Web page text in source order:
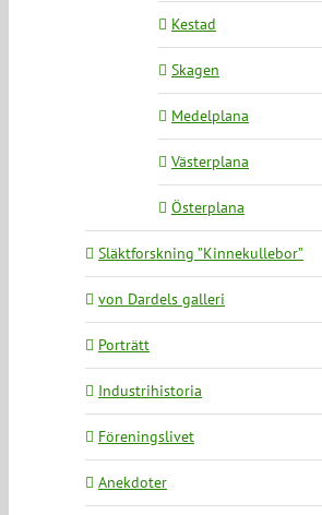
Kestad
Skagen
Medelplana
Västerplana
Österplana
Släktforskning ”Kinnekullebor”
von Dardels galleri
Porträtt
Industrihistoria
Föreningslivet
Anekdoter